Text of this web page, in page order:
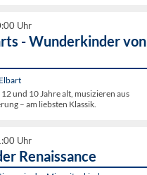
Uhr
- Wunderkinder von
und 10 Jahre alt, musizieren aus
– am liebsten Klassik.
Uhr
Renaissance